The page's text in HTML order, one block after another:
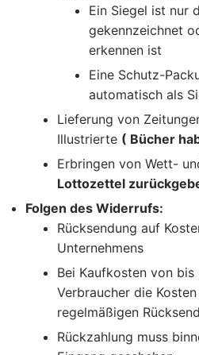
Ein Siegel ist nur
gekennzeichnet
erkennen ist
Eine Schutz-
automatisch als
Lieferung von
Illustrierte ( Bücher
Erbringen von Wett-
Lottozettel
Folgen des Widerrufs:
Rücksendung auf
Unternehmens
Bei Kaufkosten von
Verbraucher die
regelmäßigen
Rückzahlung muss